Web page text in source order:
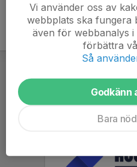
Vi använder oss av
webbplats ska fungera
även för webbanalys
förbättra
Så
Godkänn
Bara